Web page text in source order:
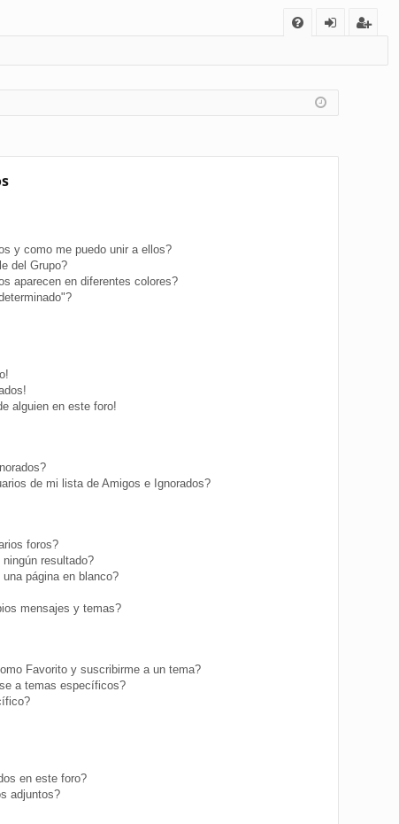
rs
y como me puedo unir a ellos?
del Grupo?
aparecen en diferentes colores?
alguien en este foro!
de mi lista de Amigos e Ignorados?
foros?
resultado?
página en blanco?
mensajes y temas?
Favorito y suscribirme a un tema?
a temas específicos?
en este foro?
adjuntos?